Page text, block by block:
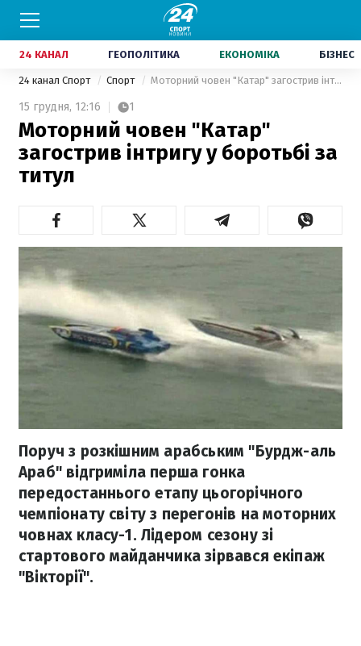
24 КАНАЛ ГЕОПОЛІТИКА ЕКОНОМІКА БІЗНЕС
24 канал Спорт Спорт Моторний човен "Катар" загострив інтригу у боротьбі за титул
15 грудня, 12:16 1
Моторний човен "Катар"
загострив інтригу у боротьбі за
титул
Поруч з розкішним арабським "Бурдж-аль
Араб" відгриміла перша гонка
передостаннього етапу цьогорічного
чемпіонату світу з перегонів на моторних
човнах класу-1. Лідером сезону зі
стартового майданчика зірвався екіпаж
"Вікторії".